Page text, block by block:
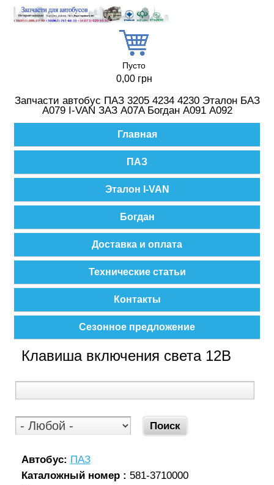
Пусто
0,00 грн
Запчасти автобус ПАЗ 3205 4234 4230 Эталон БАЗ
А079 I-VAN ЗАЗ A07A Богдан А091 А092
Главная
ПАЗ
Эталон I-VAN
Богдан
Доставка и оплата
Технические статьи
Контакты
Сезонное предложение
Клавиша включения света 12В
Автобус: ПАЗ
Каталожный номер : 581-3710000